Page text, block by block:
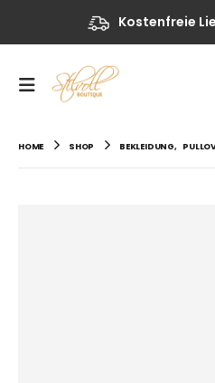
Kostenfreie
HOME SHOP BEKLEIDUNG,